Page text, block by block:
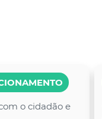
o cidadão e